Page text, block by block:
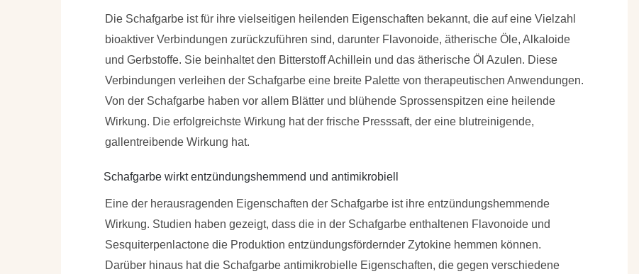
Die Schafgarbe ist für ihre vielseitigen heilenden Eigenschaften bekannt, die auf eine Vielzahl
bioaktiver Verbindungen zurückzuführen sind, darunter Flavonoide, ätherische Öle, Alkaloide
und Gerbstoffe. Sie beinhaltet den Bitterstoff Achillein und das ätherische Öl Azulen. Diese
Verbindungen verleihen der Schafgarbe eine breite Palette von therapeutischen Anwendungen.
Von der Schafgarbe haben vor allem Blätter und blühende Sprossenspitzen eine heilende
Wirkung. Die erfolgreichste Wirkung hat der frische Presssaft, der eine blutreinigende,
gallentreibende Wirkung hat.
Schafgarbe wirkt entzündungshemmend und antimikrobiell
Eine der herausragenden Eigenschaften der Schafgarbe ist ihre entzündungshemmende
Wirkung. Studien haben gezeigt, dass die in der Schafgarbe enthaltenen Flavonoide und
Sesquiterpenlactone die Produktion entzündungsfördernder Zytokine hemmen können.
Darüber hinaus hat die Schafgarbe antimikrobielle Eigenschaften, die gegen verschiedene